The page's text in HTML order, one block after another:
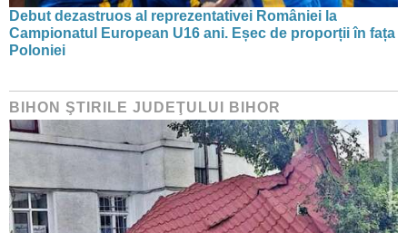
Debut dezastruos al reprezentativei României la
Campionatul European U16 ani. Eșec de proporții în fața
Poloniei
BIHON ŞTIRILE JUDEŢULUI BIHOR